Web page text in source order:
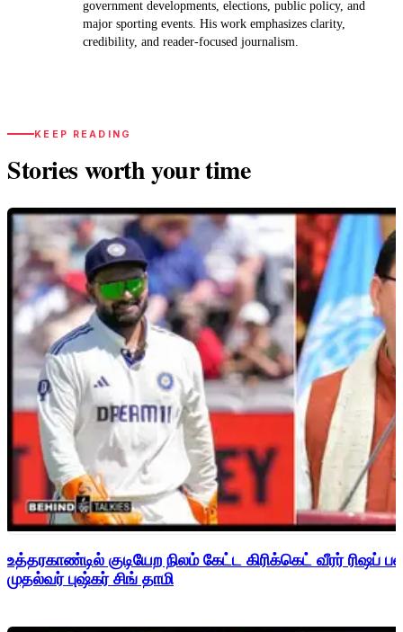
government developments, elections, public policy, and
major sporting events. His work emphasizes clarity,
credibility, and reader-focused journalism.
KEEP READING
Stories worth your time
உத்தரகாண்டில் குடியேற நிலம் கேட்ட கிரிக்கெட் வீரர்
முதல்வர் புஷ்கர் சிங் தாமி